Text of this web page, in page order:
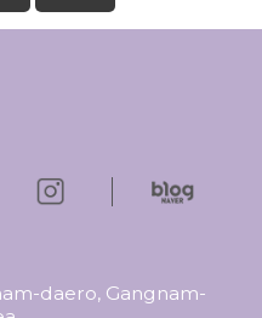
daero, Gangnam-